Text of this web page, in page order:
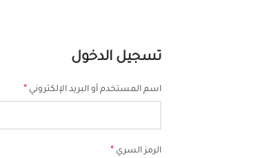
تسجيل الدخول
اسم المستخدم أو البريد الإلكتروني *
الرمز السري *